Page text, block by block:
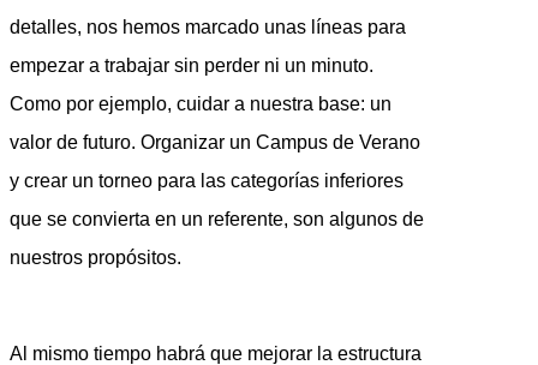
detalles, nos hemos marcado unas líneas para
empezar a trabajar sin perder ni un minuto.
Como por ejemplo, cuidar a nuestra base: un
valor de futuro. Organizar un Campus de Verano
y crear un torneo para las categorías inferiores
que se convierta en un referente, son algunos de
nuestros propósitos.
Al mismo tiempo habrá que mejorar la estructura